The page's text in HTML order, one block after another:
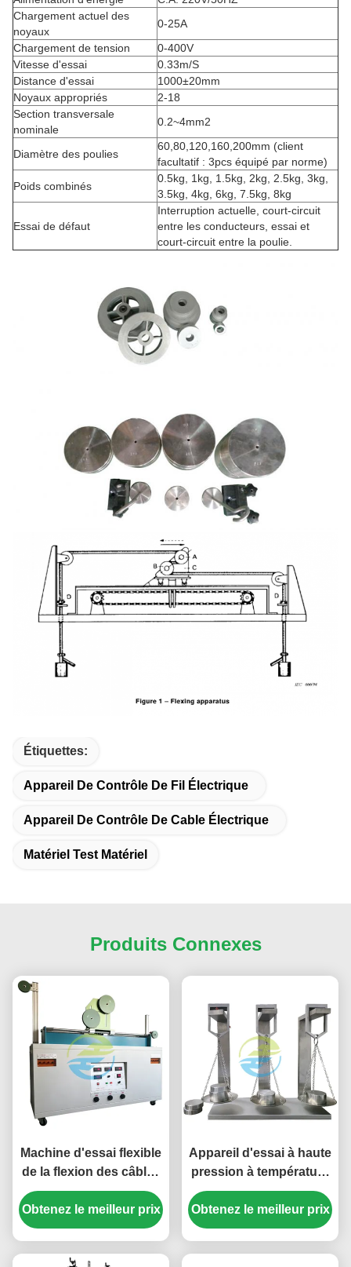
Chargement actuel des
noyaux
0-25A
Chargement de tension
0-400V
Vitesse d'essai
0.33m/S
Distance d'essai
1000±20mm
Noyaux appropriés
2-18
Section transversale
nominale
0.2~4mm2
Diamètre des poulies
60,80,120,160,200mm (client
facultatif : 3pcs équipé par norme)
Poids combinés
0.5kg, 1kg, 1.5kg, 2kg, 2.5kg, 3kg,
3.5kg, 4kg, 6kg, 7.5kg, 8kg
Essai de défaut
Interruption actuelle, court-circuit
entre les conducteurs, essai et
court-circuit entre la poulie.
Étiquettes:
Appareil De Contrôle De Fil Électrique
Appareil De Contrôle De Cable Électrique
Matériel Test Matériel
Produits Connexes
Machine d'essai flexible
de la flexion des câbles
pour les câbles isolés
en caoutchouc et en
PVC sous charge de
Obtenez le meilleur prix
Appareil d'essai à haute
pression à température
élevée pour l'isolation
des câbles et les
équipements d'essai
Obtenez le meilleur prix